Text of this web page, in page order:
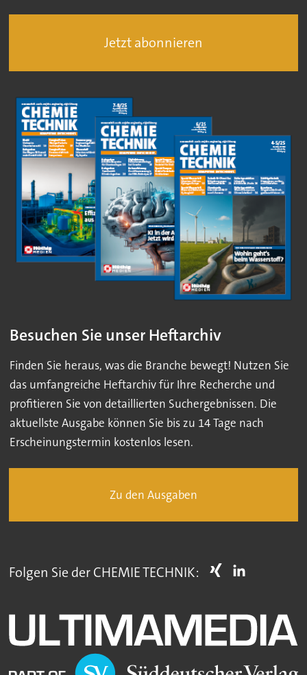
Jetzt abonnieren
Besuchen Sie unser Heftarchiv
Finden Sie heraus, was die Branche bewegt! Nutzen Sie
das umfangreiche Heftarchiv für Ihre Recherche und
profitieren Sie von detaillierten Suchergebnissen. Die
aktuellste Ausgabe können Sie bis zu 14 Tage nach
Erscheinungstermin kostenlos lesen.
Zu den Ausgaben
Folgen Sie der CHEMIE TECHNIK: